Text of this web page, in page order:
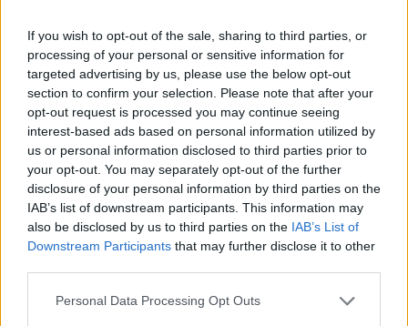
If you wish to opt-out of the sale, sharing to third parties, or
processing of your personal or sensitive information for
targeted advertising by us, please use the below opt-out
section to confirm your selection. Please note that after your
opt-out request is processed you may continue seeing
interest-based ads based on personal information utilized by
us or personal information disclosed to third parties prior to
your opt-out. You may separately opt-out of the further
disclosure of your personal information by third parties on the
IAB’s list of downstream participants. This information may
also be disclosed by us to third parties on the IAB’s List of
Downstream Participants that may further disclose it to other
Personal Data Processing Opt Outs
Leicht
Kirschkuchen mit Joghurt
Leicht
Kirsch-Streuselkuchen mit dem
Thermomix
Leicht
Kirschkuchen mit Mandelpudding
Leicht